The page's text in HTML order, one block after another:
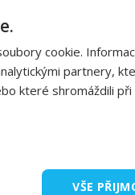
Régis
L'agent
cookie.
partnery,
které shromáždili při
VŠE